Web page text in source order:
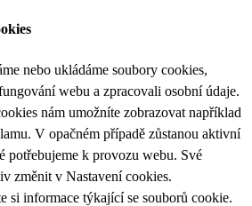
nebo ukládáme soubory cookies,
webu a zpracovali osobní údaje.
nám umožníte zobrazovat například
V opačném případě zůstanou aktivní
potřebujeme k provozu webu. Své
změnit v Nastavení cookies.
si informace týkající se souborů cookie.